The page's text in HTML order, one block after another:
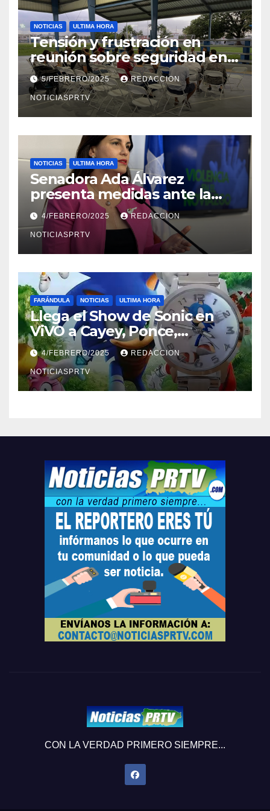
NOTICIAS ULTIMA HORA
Tensión y frustración en
reunión sobre seguridad en
Reparto Metropolitano
5/FEBRERO/2025 REDACCION
NOTICIASPRTV
NOTICIAS ULTIMA HORA
Senadora Ada Álvarez
presenta medidas ante la
violencia en el noviazgo
4/FEBRERO/2025 REDACCION
NOTICIASPRTV
FARÁNDULA NOTICIAS ULTIMA HORA
Llega el Show de Sonic en
ViVO a Cayey, Ponce,
Barceloneta y Humacao,
Relojes gratis para el que
compre ahora….
4/FEBRERO/2025 REDACCION
NOTICIASPRTV
CON LA VERDAD PRIMERO SIEMPRE...